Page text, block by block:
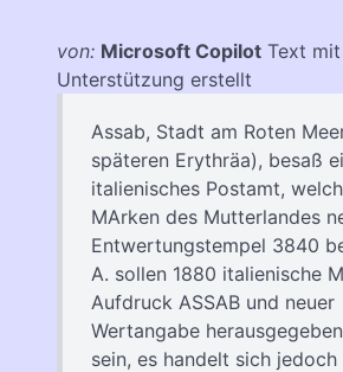
von: Microsoft Copilot Text mit
Unterstützung erstellt
Assab, Stadt am Roten
späteren Erythräa), besaß
italienisches Postamt,
MArken des Mutterlandes
Entwertungstempel 3840
A. sollen 1880 italienische
Aufdruck ASSAB und neuer
Wertangabe
sein, es handelt sich jedoch